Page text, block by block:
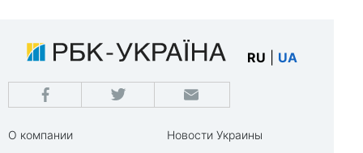
RU UA
О компании
Новости Украины